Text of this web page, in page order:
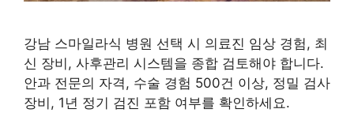
강남 스마일라식 병원 선택 시 의료진 임상 경험, 최
신 장비, 사후관리 시스템을 종합 검토해야 합니다.
안과 전문의 자격, 수술 경험 500건 이상, 정밀 검사
장비, 1년 정기 검진 포함 여부를 확인하세요.